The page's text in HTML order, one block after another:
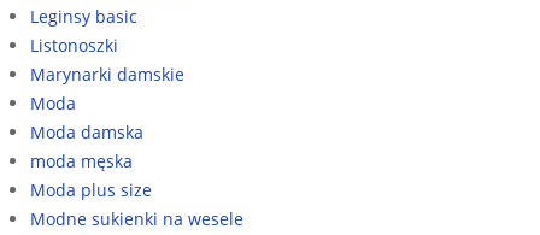
Leginsy basic
Listonoszki
Marynarki damskie
Moda
Moda damska
moda męska
Moda plus size
Modne sukienki na wesele